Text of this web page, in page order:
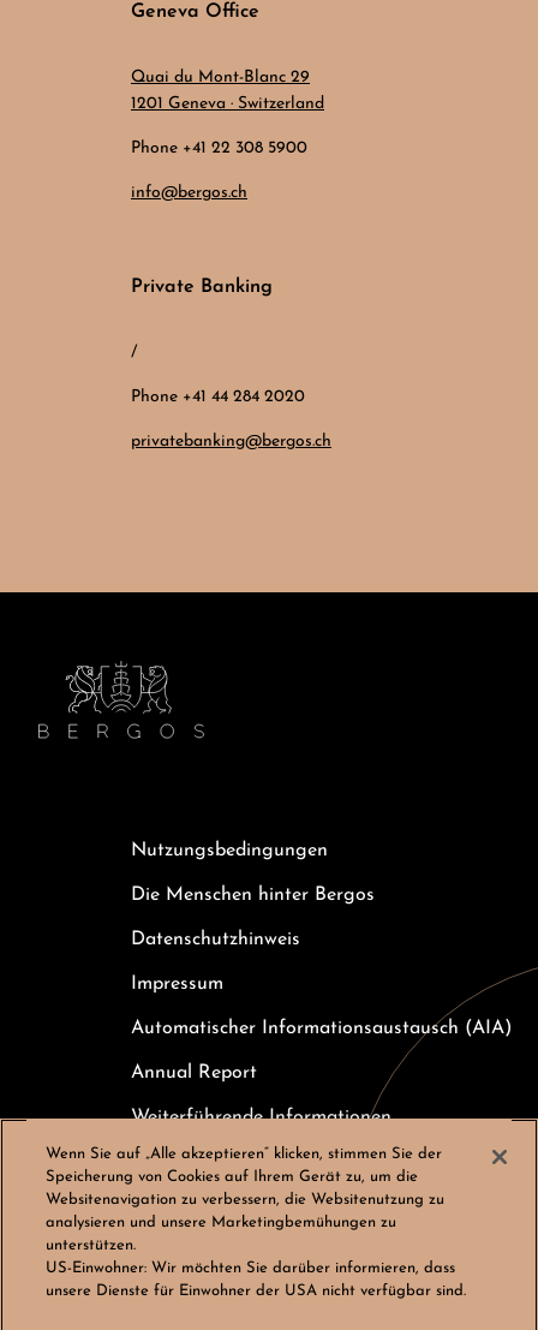
Geneva Office
Quai du Mont-Blanc 29
1201 Geneva · Switzerland
Phone +41 22 308 5900
info@bergos.ch
Private Banking
/
Phone +41 44 284 2020
privatebanking@bergos.ch
Nutzungsbedingungen
Die Menschen hinter Bergos
Datenschutzhinweis
Impressum
Automatischer Informationsaustausch (AIA)
Annual Report
Weiterführende Informationen
Kundeninformation zur Einlagensicherung
Karriere
Cookies-Einstellungen
Wenn Sie auf „Alle akzeptieren“ klicken, stimmen Sie der
Speicherung von Cookies auf Ihrem Gerät zu, um die
Websitenavigation zu verbessern, die Websitenutzung zu
analysieren und unsere Marketingbemühungen zu
unterstützen.
US-Einwohner: Wir möchten Sie darüber informieren, dass
unsere Dienste für Einwohner der USA nicht verfügbar sind.